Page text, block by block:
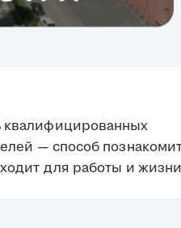
квалифицированных
— способ
для работы и